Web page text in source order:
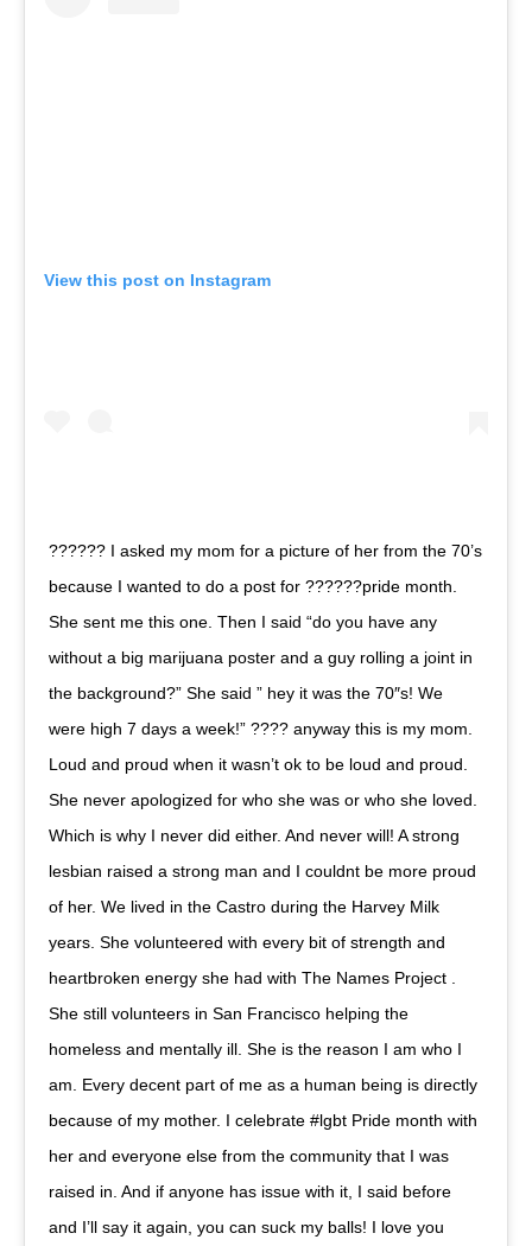
View this post on Instagram
?????? I asked my mom for a picture of her from the 70’s
because I wanted to do a post for ??????pride month.
She sent me this one. Then I said “do you have any
without a big marijuana poster and a guy rolling a joint in
the background?” She said ” hey it was the 70″s! We
were high 7 days a week!” ???? anyway this is my mom.
Loud and proud when it wasn’t ok to be loud and proud.
She never apologized for who she was or who she loved.
Which is why I never did either. And never will! A strong
lesbian raised a strong man and I couldnt be more proud
of her. We lived in the Castro during the Harvey Milk
years. She volunteered with every bit of strength and
heartbroken energy she had with The Names Project .
She still volunteers in San Francisco helping the
homeless and mentally ill. She is the reason I am who I
am. Every decent part of me as a human being is directly
because of my mother. I celebrate #lgbt Pride month with
her and everyone else from the community that I was
raised in. And if anyone has issue with it, I said before
and I’ll say it again, you can suck my balls! I love you